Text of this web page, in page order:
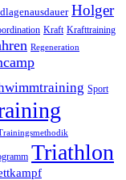
Holger
Kraft Krafttraining
Regeneration
Sport
Triathlon